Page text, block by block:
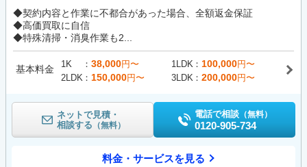
◆契約内容と作業に不都合があった場合、全額返金保証
◆高価買取に自信
◆特殊清掃・消臭作業も2...
基本料金 1K 38,000円〜 1LDK 100,000円〜
2LDK
150,000円〜 3LDK 200,000円〜
ネットで見積・
相談する （無料）
電話で相談 （無料）
0120-905-734
料金・サービスを見る